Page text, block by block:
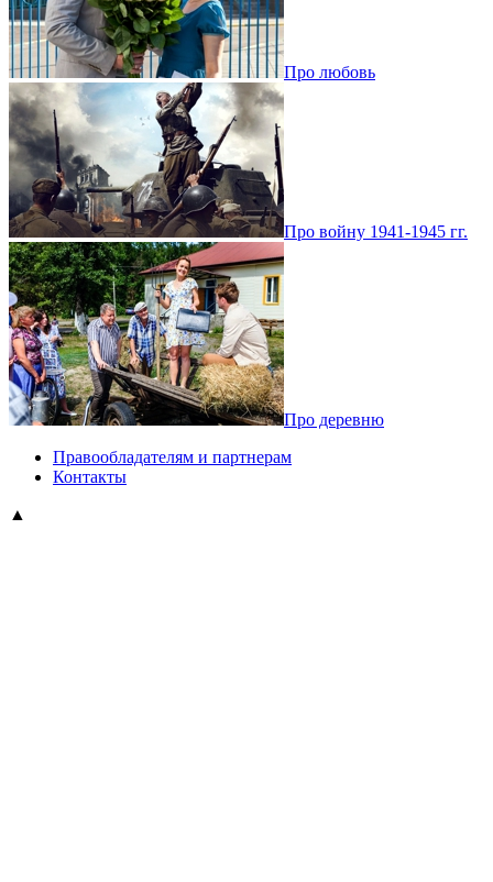
Про любовь
Про войну 1941-1945 гг.
Про деревню
Правообладателям и партнерам
Контакты
▲